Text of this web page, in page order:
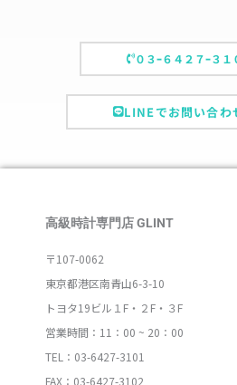
０３ｰ６４２７ｰ３１
LINEでお問い合わ
高級時計専門店 GLINT
〒107-0062
東京都港区南青山6-3-10
トヨタ19ビル１F・２F・３F
営業時間：11：00 ~ 20：00
TEL：03-6427-3101
FAX：03-6427-3102